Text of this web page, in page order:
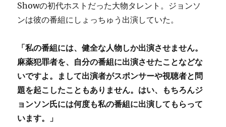
Showの初代ホストだった大物タレント。ジョンソ
ンは彼の番組にしょっちゅう出演していた。
「私の番組には、健全な人物しか出演させません。
麻薬犯罪者を、自分の番組に出演させたことなどな
いですよ。まして出演者がスポンサーや視聴者と問
題を起こしたこともありません。はい、もちろんジ
ョンソン氏には何度も私の番組に出演してもらって
います。」